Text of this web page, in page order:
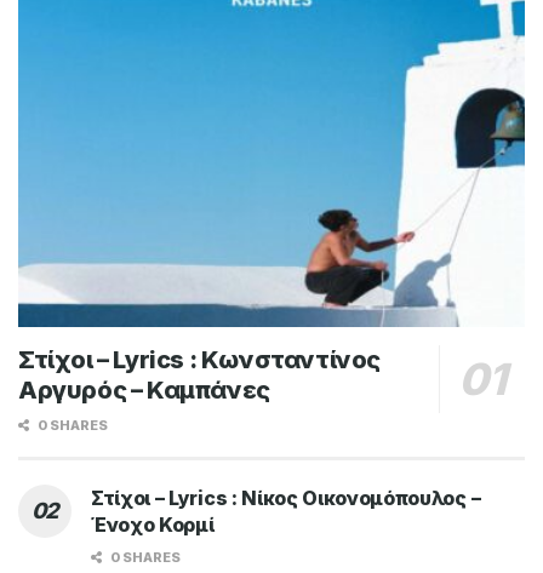
Στίχοι – Lyrics : Κωνσταντίνος
Αργυρός – Καμπάνες
0 SHARES
Στίχοι – Lyrics : Νίκος Οικονομόπουλος –
Ένοχο Κορμί
0 SHARES